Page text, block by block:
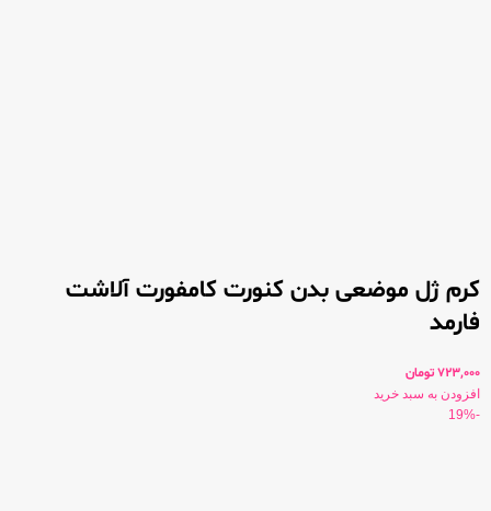
کرم ژل موضعی بدن کنورت کامفورت آلاشت
فارمد
723,000تومان
افزودن به سبد خرید
-19%